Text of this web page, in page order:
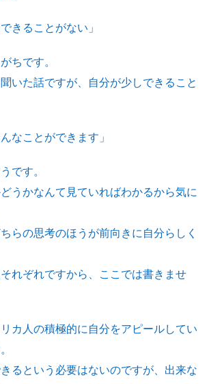
きることがない」
ちです。
いた話ですが、自分が少しできること
なことができます」
です。
うかなんて見ていればわかるから気に
らの思考のほうが前向きに自分らしく
れぞれですから、ここでは書きませ
カ人の積極的に自分をアピールしてい
るという必要はないのですが、出来な